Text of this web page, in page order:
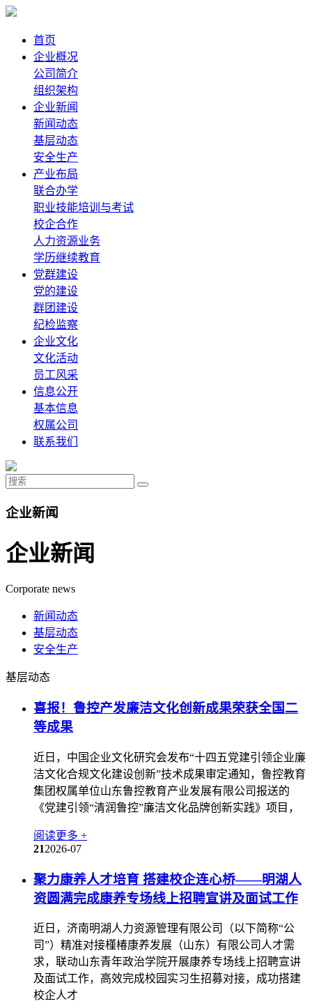
首页
企业概况
公司简介
组织架构
企业新闻
新闻动态
基层动态
安全生产
产业布局
联合办学
职业技能培训与考试
校企合作
人力资源业务
学历继续教育
党群建设
党的建设
群团建设
纪检监察
企业文化
文化活动
员工风采
信息公开
基本信息
权属公司
联系我们
企业新闻
企业新闻
Corporate news
新闻动态
基层动态
安全生产
基层动态
喜报！鲁控产发廉洁文化创新成果荣获全国二
等成果
近日，中国企业文化研究会发布“十四五党建引领企业廉
洁文化合规文化建设创新”技术成果审定通知，鲁控教育
集团权属单位山东鲁控教育产业发展有限公司报送的
《党建引领“清润鲁控”廉洁文化品牌创新实践》项目，
阅读更多 +
212026-07
聚力康养人才培育 搭建校企连心桥——明湖人
资圆满完成康养专场线上招聘宣讲及面试工作
近日，济南明湖人力资源管理有限公司（以下简称“公
司”）精准对接槿椿康养发展（山东）有限公司人才需
求，联动山东青年政治学院开展康养专场线上招聘宣讲
及面试工作，高效完成校园实习生招募对接，成功搭建
校企人才